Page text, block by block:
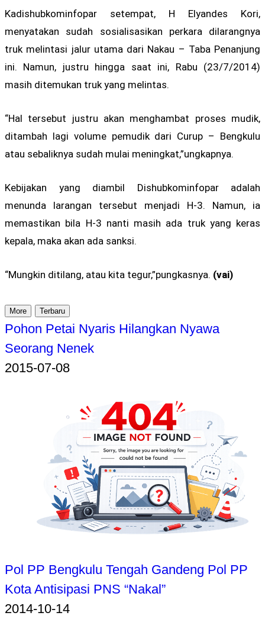
Kadishubkominfopar setempat, H Elyandes Kori,
menyatakan sudah sosialisasikan perkara dilarangnya
truk melintasi jalur utama dari Nakau – Taba Penanjung
ini. Namun, justru hingga saat ini, Rabu (23/7/2014)
masih ditemukan truk yang melintas.
“Hal tersebut justru akan menghambat proses mudik,
ditambah lagi volume pemudik dari Curup – Bengkulu
atau sebaliknya sudah mulai meningkat,”ungkapnya.
Kebijakan yang diambil Dishubkominfopar adalah
menunda larangan tersebut menjadi H-3. Namun, ia
memastikan bila H-3 nanti masih ada truk yang keras
kepala, maka akan ada sanksi.
“Mungkin ditilang, atau kita tegur,”pungkasnya. (vai)
More Terbaru
Pohon Petai Nyaris Hilangkan Nyawa
Seorang Nenek
2015-07-08
Pol PP Bengkulu Tengah Gandeng Pol PP
Kota Antisipasi PNS “Nakal”
2014-10-14